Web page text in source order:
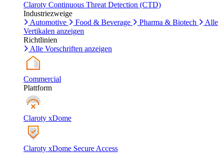
Claroty Continuous Threat Detection (CTD)
Industriezweige
Automotive
Food & Beverage Pharma & Biotech
Alle
Vertikalen anzeigen
Richtlinien
Alle Vorschriften anzeigen
Commercial
Plattform
Claroty xDome
Claroty xDome Secure Access